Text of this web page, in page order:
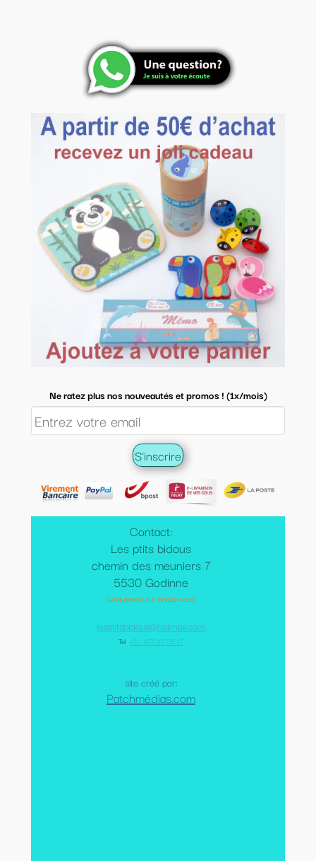
Contact:
Les ptits bidous
chemin des meuniers 7
5530 Godinne
(uniquement sur rendez-vous)
lesptitsbidous@hotmail.com
Tel: +32 477 47 05 17
site créé par:
Patchmédias.com
Ne ratez plus nos nouveautés et promos ! (1x/mois)